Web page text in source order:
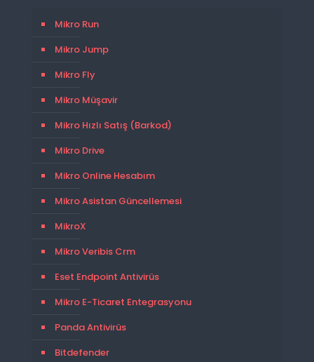
Mikro Run
Mikro Jump
Mikro Fly
Mikro Müşavir
Mikro Hızlı Satış (Barkod)
Mikro Drive
Mikro Online Hesabım
Mikro Asistan Güncellemesi
MikroX
Mikro Veribis Crm
Eset Endpoint Antivirüs
Mikro E-Ticaret Entegrasyonu
Panda Antivirüs
Bitdefender